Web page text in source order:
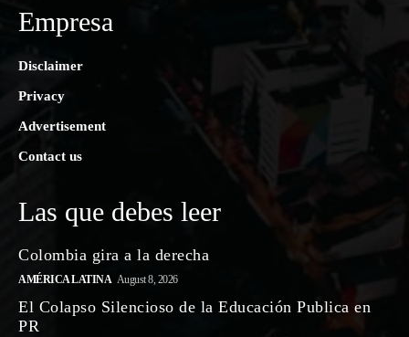
Empresa
Disclaimer
Privacy
Advertisement
Contact us
Las que debes leer
Colombia gira a la derecha
AMÉRICA LATINA August 8, 2026
El Colapso Silencioso de la Educación Publica en
PR